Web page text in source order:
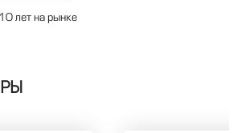
лет на рынке